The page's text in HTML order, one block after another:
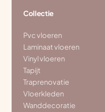
Collectie
Pvc vloeren
Laminaat vloeren
Vinyl vloeren
Tapijt
Traprenovatie
Vloerkleden
Wanddecoratie